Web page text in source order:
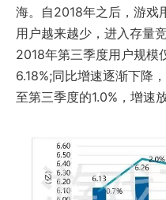
海。自2018年之后，游戏
用户越来越少，进入存量
2018年第三季度用户规模
6.18%;同比增速逐渐下降
至第三季度的1.0%，增速放